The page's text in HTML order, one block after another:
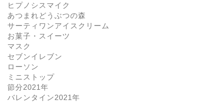
ヒプノシスマイク
あつまれどうぶつの森
サーティワンアイスクリーム
お菓子・スイーツ
マスク
セブンイレブン
ローソン
ミニストップ
節分2021年
バレンタイン2021年